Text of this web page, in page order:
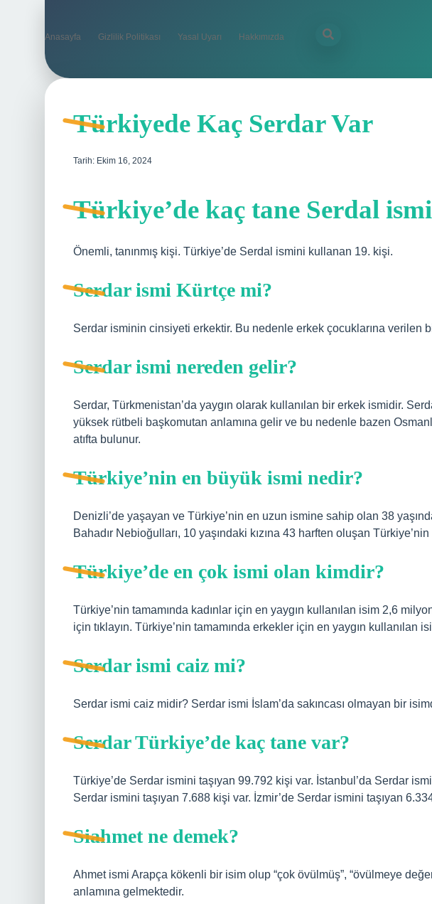
Anasayfa Gizlilik Politikası Yasal Uyarı Hakkımızda
Türkiyede Kaç Serdar Var
Tarih: Ekim 16, 2024
Türkiye’de kaç tane Serdal
Önemli, tanınmış kişi. Türkiye’de Serdal ismini kullanan 19. kişi.
Serdar ismi Kürtçe mi?
Serdar isminin cinsiyeti erkektir. Bu nedenle erkek çocuklarına verilen
Serdar ismi nereden gelir?
Serdar, Türkmenistan’da yaygın olarak kullanılan bir erkek ismidir.
yüksek rütbeli başkomutan anlamına gelir ve bu nedenle bazen
atıfta bulunur.
Türkiye’nin en büyük ismi nedir?
Denizli’de yaşayan ve Türkiye’nin en uzun ismine sahip olan 38
Bahadır Nebioğulları, 10 yaşındaki kızına 43 harften oluşan
Türkiye’de en çok ismi olan kimdir?
Türkiye’nin tamamında kadınlar için en yaygın kullanılan isim 2,6
için tıklayın. Türkiye’nin tamamında erkekler için en yaygın kullanılan
Serdar ismi caiz mi?
Serdar ismi caiz midir? Serdar ismi İslam’da sakıncası olmayan bir
Serdar Türkiye’de kaç tane var?
Türkiye’de Serdar ismini taşıyan 99.792 kişi var. İstanbul’da Serdar
Serdar ismini taşıyan 7.688 kişi var. İzmir’de Serdar ismini taşıyan
Siahmet ne demek?
Ahmet ismi Arapça kökenli bir isim olup “çok övülmüş”, “övülmeye
anlamına gelmektedir.